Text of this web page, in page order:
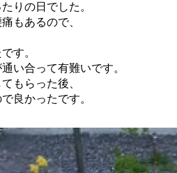
りの日でした。
もあるので、
す。
い合って有難いです。
もらった後、
良かったです。